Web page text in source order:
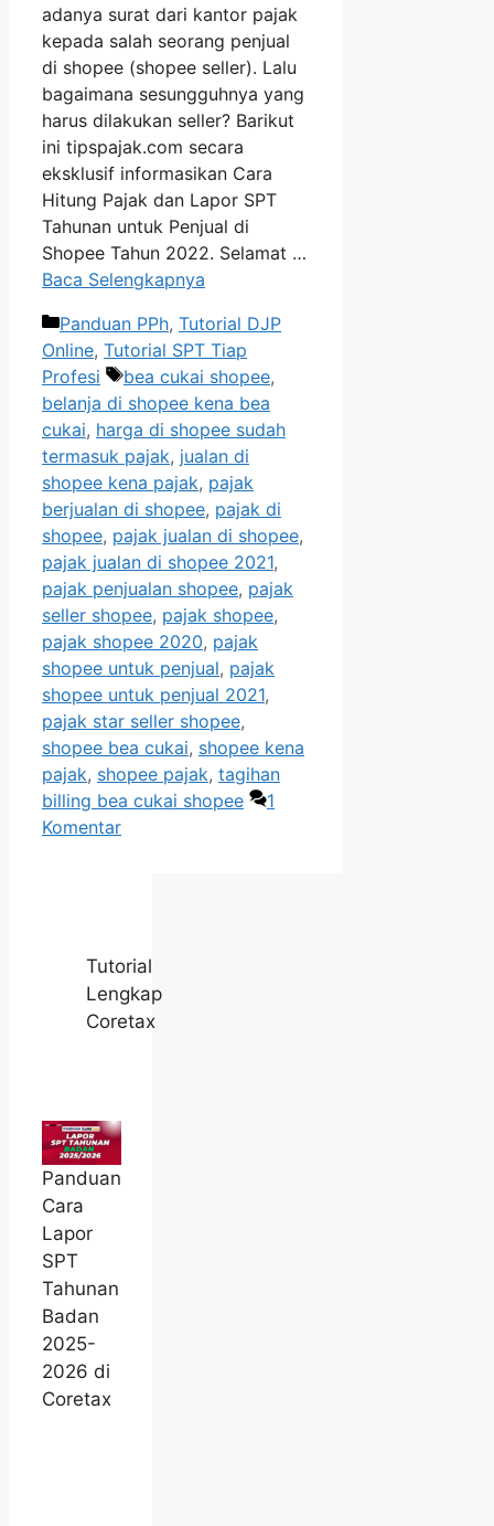
adanya surat dari kantor pajak
kepada salah seorang penjual
di shopee (shopee seller). Lalu
bagaimana sesungguhnya yang
harus dilakukan seller? Barikut
ini tipspajak.com secara
eksklusif informasikan Cara
Hitung Pajak dan Lapor SPT
Tahunan untuk Penjual di
Shopee Tahun 2022. Selamat …
Baca Selengkapnya
Kategori
Panduan PPh, Tutorial DJP
Online, Tutorial SPT Tiap
Profesi
Tag
bea cukai shopee,
belanja di shopee kena bea
cukai, harga di shopee sudah
termasuk pajak, jualan di
shopee kena pajak, pajak
berjualan di shopee, pajak di
shopee, pajak jualan di shopee,
pajak jualan di shopee 2021,
pajak penjualan shopee, pajak
seller shopee, pajak shopee,
pajak shopee 2020, pajak
shopee untuk penjual, pajak
shopee untuk penjual 2021,
pajak star seller shopee,
shopee bea cukai, shopee kena
pajak, shopee pajak, tagihan
billing bea cukai shopee
1
Komentar
Tutorial
Lengkap
Coretax
Panduan
Cara
Lapor
SPT
Tahunan
Badan
2025-
2026 di
Coretax